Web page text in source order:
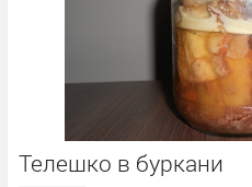
Телешко в буркани